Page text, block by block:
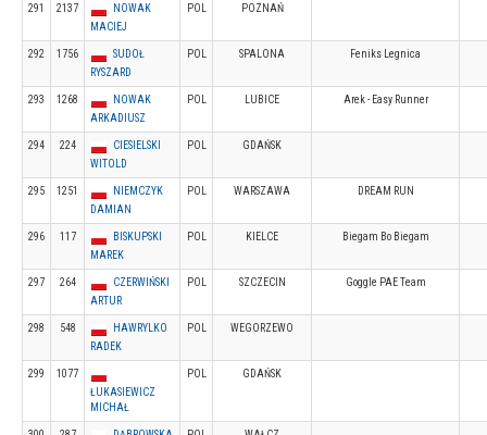
291 2137
NOWAK
MACIEJ
POL POZNAŃ
292 1756
SUDOŁ
RYSZARD
POL SPALONA Feniks Legnica
293 1268
NOWAK
ARKADIUSZ
POL LUBICE Arek - Easy Runner
294 224
CIESIELSKI
WITOLD
POL GDAŃSK
295 1251
NIEMCZYK
DAMIAN
POL WARSZAWA DREAM RUN
296 117
BISKUPSKI
MAREK
POL KIELCE Biegam Bo Biegam
297 264
CZERWIŃSKI
ARTUR
POL SZCZECIN Goggle PAE Team
298 548
HAWRYLKO
RADEK
POL WEGORZEWO
299
1077
ŁUKASIEWICZ
MICHAŁ
POL GDAŃSK